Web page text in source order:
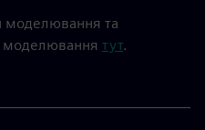
моделювання та
моделювання тут.